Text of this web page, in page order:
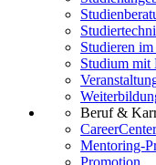
Studieren
Studium mit
Beruf &
CareerCenter
Mentoring-
Promotion